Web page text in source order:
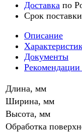
Доставка по
Срок
Описание
Документы
Длина, мм
Ширина, мм
Высота, мм
Обработка